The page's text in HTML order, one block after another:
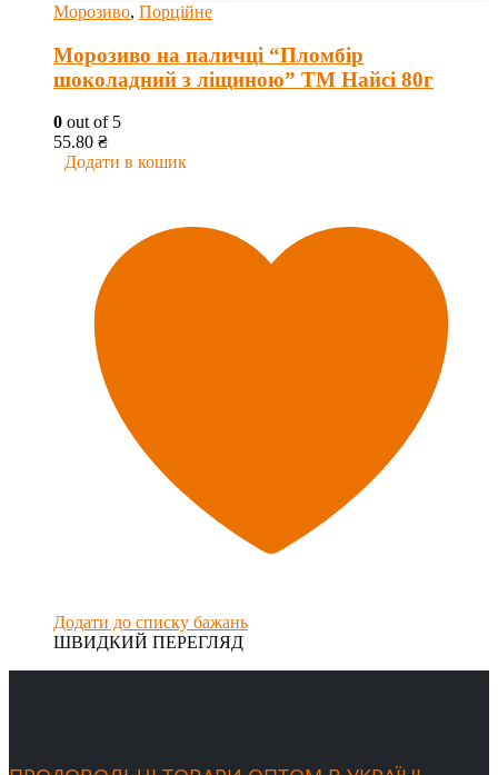
Морозиво, Порційне
Морозиво на паличці “Пломбір
шоколадний з ліщиною” ТМ Найсі 80г
0 out of 5
55.80 ₴
Додати в кошик
Додати до списку бажань
ШВИДКИЙ ПЕРЕГЛЯД